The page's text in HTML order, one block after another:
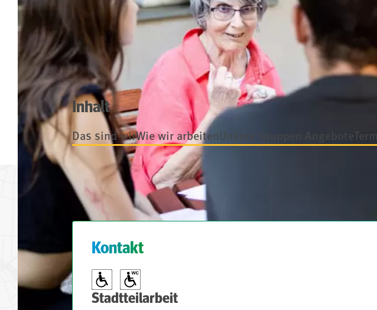
Inhalt
Das sind wirWie wir arbeiten Unsere Gruppen Angebote
Kontakt
Stadtteilarbeit